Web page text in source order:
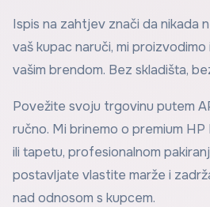
Ispis na zahtjev znači da nikada
vaš kupac naruči, mi
vašim brendom. Bez skladišta,
Povežite svoju trgovinu putem
ručno. Mi brinemo o premium
ili tapetu, profesionalnom
postavljate vlastite marže i
nad odnosom s kupcem.